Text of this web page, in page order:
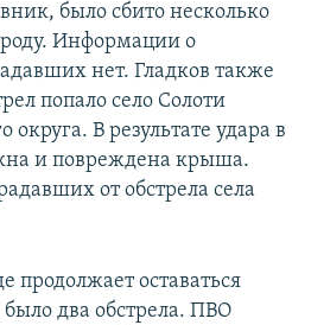
было сбито несколько
Информации о
нет. Гладков также
попало село Солоти
округа. В результате удара в
и повреждена крыша.
от обстрела села
продолжает оставаться
два обстрела. ПВО